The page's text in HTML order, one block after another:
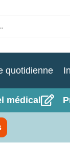
quotidienne
médical